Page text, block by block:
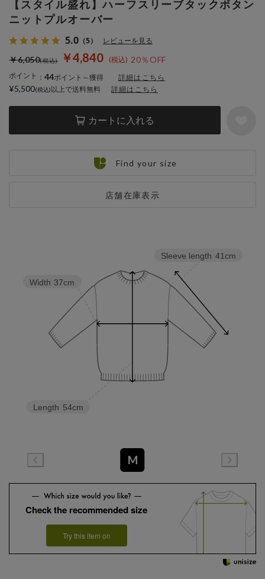
【スタイル盛れ】ハーフスリーブタックボタン
ニットプルオーバー
5.0 （5） レビューを見る
￥4,840 20％OFF
￥6,050
ポイント ： 44ポイント～獲得 詳細はこちら
カートに入れる
店舗在庫表示
¥5,500 以上で送料無料 詳細はこちら
Find your size
Sleeve length 41cm
Length 54cm
Width 37cm
M
Check the recommended size
Try this item on